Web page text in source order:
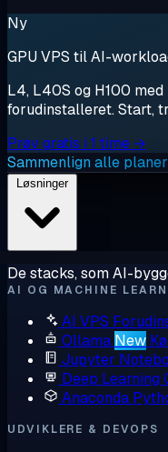
Ny
GPU VPS til AI-
L4, L40S og H100
forudinstalleret. Start,
Prøv gratis i 1 time →
Sammenlign alle
Løsninger
De stacks, som AI-
AI OG MACHINE
AI VPS
Ollama New
Jupyter
Deep Learning
Anaconda
UDVIKLERE & DEVOPS